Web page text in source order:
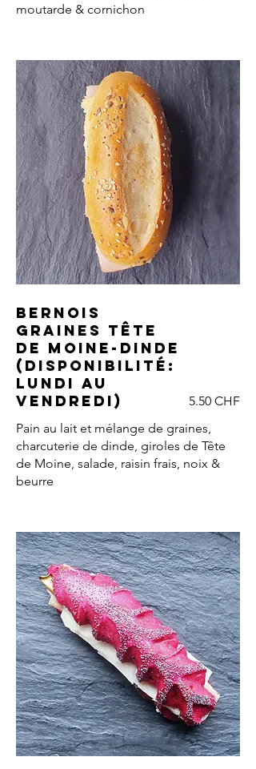
moutarde & cornichon
Bernois
graines Tête
de Moine-dinde
(DISPONIBILITÉ:
LUNDI AU
VENDREDI)
Pain au lait et mélange de graines,
charcuterie de dinde, giroles de Tête
de Moine, salade, raisin frais, noix &
beurre
5.50 CHF